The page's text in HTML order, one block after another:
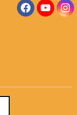
Facebook